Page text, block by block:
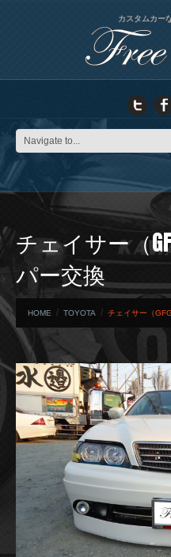
カスタムカー
チェイサー（
パー交換
HOME TOYOTA チェイサー（